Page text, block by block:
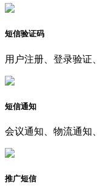
短信验证码
用户注册、登录验证
短信通知
会议通知、物流通知
推广短信